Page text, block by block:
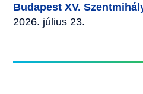
Budapest XV.
2026. július 23.